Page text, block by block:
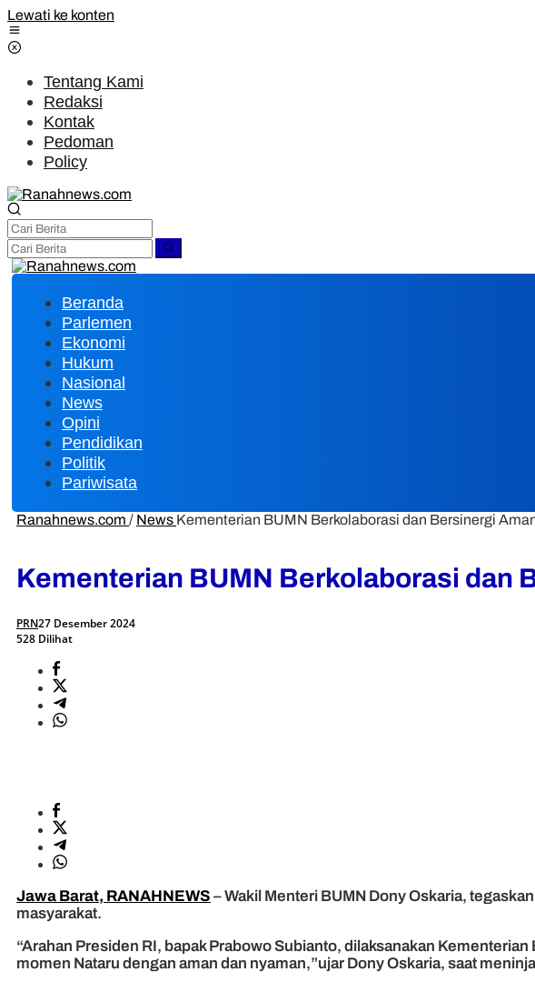
Lewati ke konten
Tentang Kami
Redaksi
Kontak
Pedoman
Policy
Beranda
Parlemen
Ekonomi
Hukum
Nasional
News
Opini
Pendidikan
Politik
Pariwisata
Ranahnews.com / News Kementerian BUMN Berkolaborasi dan Bersinergi
Kementerian BUMN Berkolaborasi dan
PRN27 Desember 2024
528 Dilihat
Jawa Barat, RANAHNEWS – Wakil Menteri BUMN Dony Oskaria,
masyarakat.
“Arahan Presiden RI, bapak Prabowo Subianto, dilaksanakan
momen Nataru dengan aman dan nyaman,”ujar Dony Oskaria, saat